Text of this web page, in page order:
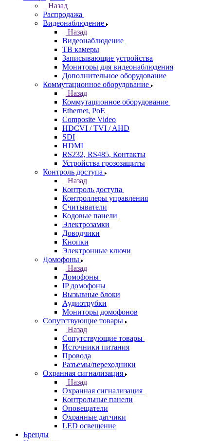
Назад
Распродажа
Видеонаблюдение
Назад
Видеонаблюдение
ТВ камеры
Записывающие устройства
Мониторы для видеонаблюдения
Дополнительное оборудование
Коммутационное оборудование
Назад
Коммутационное оборудование
Ethernet, PoE
Composite Video
HDCVI / TVI / AHD
SDI
HDMI
RS232, RS485, Контакты
Устройства грозозащиты
Контроль доступа
Назад
Контроль доступа
Контроллеры управления
Считыватели
Кодовые панели
Электрозамки
Доводчики
Кнопки
Электронные ключи
Домофоны
Назад
Домофоны
IP домофоны
Вызывные блоки
Аудиотрубки
Мониторы домофонов
Сопутствующие товары
Назад
Сопутствующие товары
Источники питания
Провода
Разъемы/переходники
Охранная сигнализация
Назад
Охранная сигнализация
Контрольные панели
Оповещатели
Охранные датчики
LED освещение
Бренды